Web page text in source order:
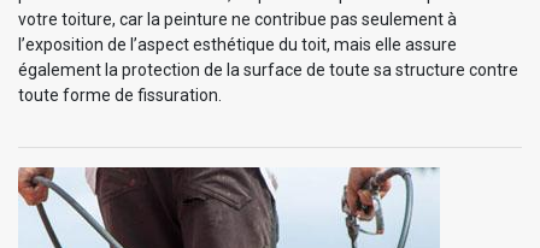
votre toiture, car la peinture ne contribue pas seulement à
l’exposition de l’aspect esthétique du toit, mais elle assure
également la protection de la surface de toute sa structure contre
toute forme de fissuration.